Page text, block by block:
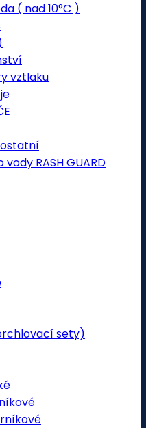
( nad 10°C )
vztlaku
vody RASH GUARD
sety)